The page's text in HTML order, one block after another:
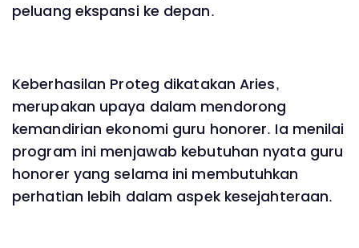
peluang ekspansi ke depan.
Keberhasilan Proteg dikatakan Aries,
merupakan upaya dalam mendorong
kemandirian ekonomi guru honorer. Ia menilai
program ini menjawab kebutuhan nyata guru
honorer yang selama ini membutuhkan
perhatian lebih dalam aspek kesejahteraan.